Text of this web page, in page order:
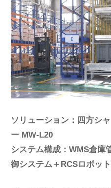
ソリューション：四方シ
ー MW-L20
システム構成：WMS倉庫
御システム＋RCSロボッ